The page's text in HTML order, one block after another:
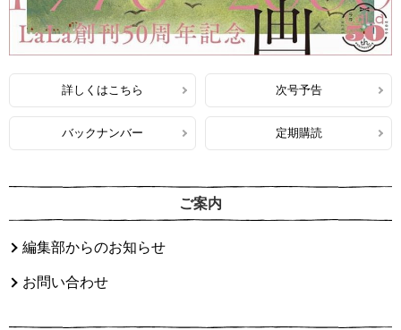
詳しくはこちら 次号予告
バックナンバー 定期購読
ご案内
編集部からのお知らせ
お問い合わせ